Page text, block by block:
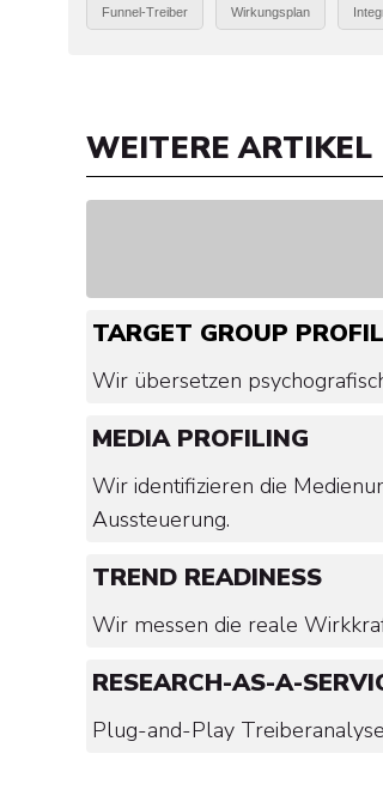
Funnel-Treiber Wirkungsplan
WEITERE ARTIKEL
TARGET GROUP
Wir übersetzen
MEDIA PROFILING
Wir identifizieren die
Aussteuerung.
TREND READINESS
Wir messen die reale
RESEARCH-AS-A-
Plug-and-Play